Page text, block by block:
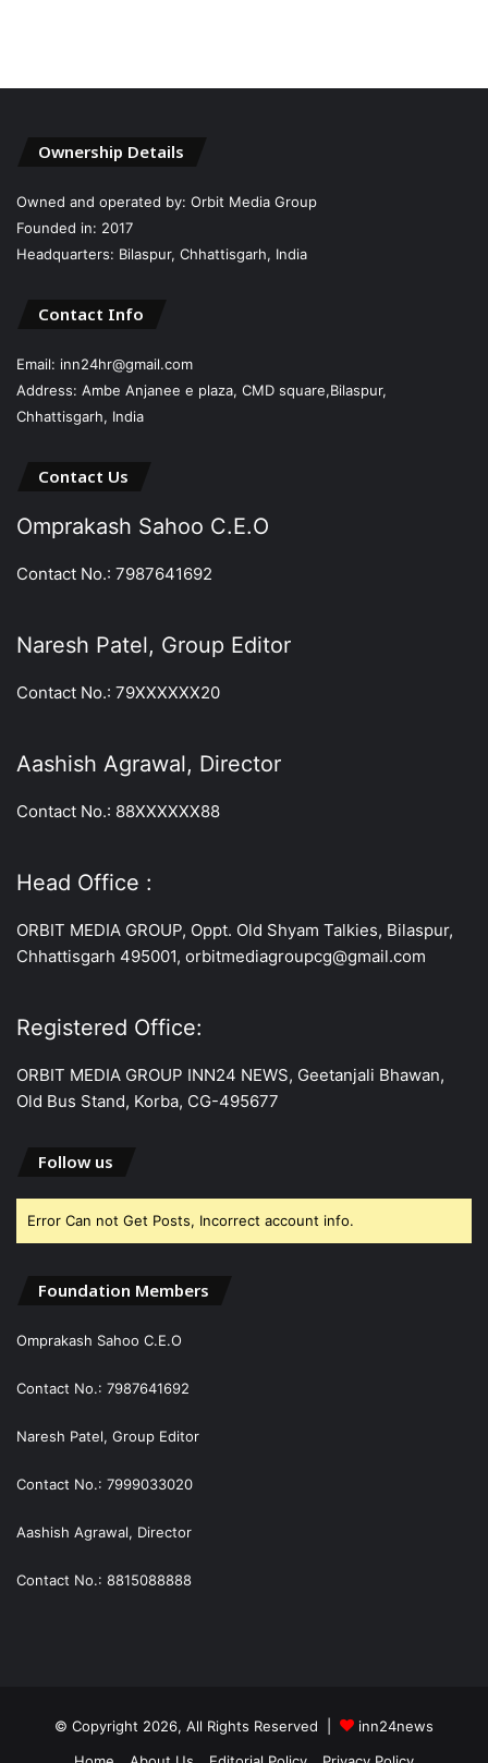
Ownership Details
Owned and operated by: Orbit Media Group
Founded in: 2017
Headquarters: Bilaspur, Chhattisgarh, India
Contact Info
Email: inn24hr@gmail.com
Address: Ambe Anjanee e plaza, CMD square,Bilaspur,
Chhattisgarh, India
Contact Us
Omprakash Sahoo C.E.O
Contact No.: 7987641692
Naresh Patel, Group Editor
Contact No.: 79XXXXXX20
Aashish Agrawal, Director
Contact No.: 88XXXXXX88
Head Office :
ORBIT MEDIA GROUP, Oppt. Old Shyam Talkies, Bilaspur,
Chhattisgarh 495001, orbitmediagroupcg@gmail.com
Registered Office:
ORBIT MEDIA GROUP INN24 NEWS, Geetanjali Bhawan,
Old Bus Stand, Korba, CG-495677
Follow us
Error Can not Get Posts, Incorrect account info.
Foundation Members
Omprakash Sahoo C.E.O
Contact No.: 7987641692
Naresh Patel, Group Editor
Contact No.: 7999033020
Aashish Agrawal, Director
Contact No.: 8815088888
© Copyright 2026, All Rights Reserved |
inn24news